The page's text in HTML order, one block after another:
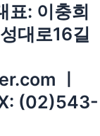
표: 이충희
대로16길
ㅣ
(02)543-